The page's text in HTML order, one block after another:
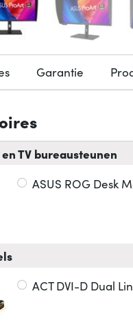
Garantie
TV bureausteunen
ASUS ROG Desk
ACT DVI-D Dual